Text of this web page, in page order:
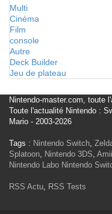
Multi
Cinéma
Film
console
Autre
Deck Builder
Jeu de plateau
Nintendo-master.com, toute
Toute l'actualité Nintendo :
Mario - 2003-2026
Tags : Nintendo Switch,
Splatoon, Nintendo 3DS,
Nintendo Labo Nintendo
RSS Actu, RSS Tests